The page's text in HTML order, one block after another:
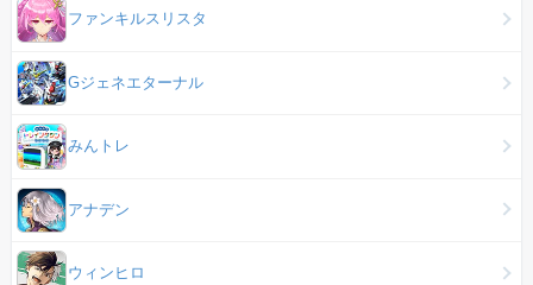
ファンキルスリスタ
Gジェネエターナル
みんトレ
アナデン
ウィンヒロ